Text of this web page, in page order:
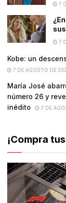
7
7
Kobe: un
7 DE AGOSTO DE
María José
número 26 y
inédito
7 DE
¡Compra